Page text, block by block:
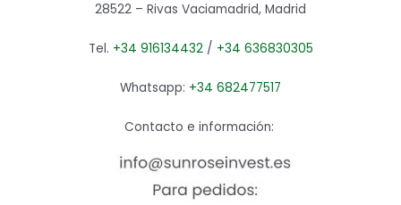
28522 – Rivas Vaciamadrid, Madrid
Tel. +34 916134432/ +34 636830305
Whatsapp: +34 682477517
Contacto e información: